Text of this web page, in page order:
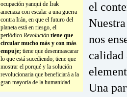
ocupación yanqui de Irak
amenaza con escalar a una guerra
contra Irán, en que el futuro del
planeta está en riesgo, el
periódico Revolución tiene que
circular mucho más y con más
empuje; tiene que desenmascarar
lo que está sucediendo; tiene que
mostrar el porqué y la solución
revolucionaria que beneficiará a la
gran mayoría de la humanidad.
el
nos
calidad
Una